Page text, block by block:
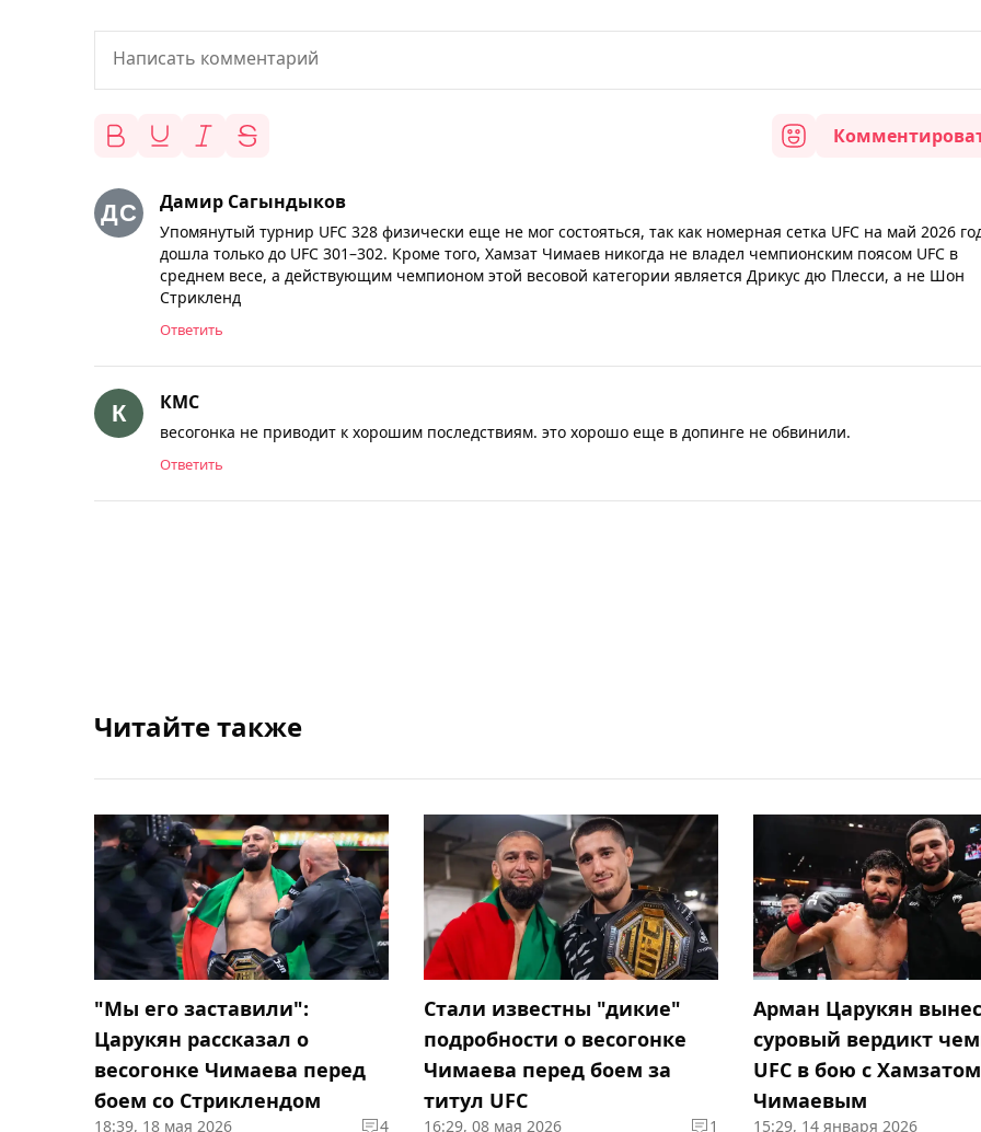
Дамир Сагындыков
Упомянутый турнир UFC 328 физически еще не мог состояться, так как номерная сетка UFC на май 2026
дошла только до UFC 301–302. Кроме того, Хамзат Чимаев никогда не владел чемпионским поясом UFC в
среднем весе, а действующим чемпионом этой весовой категории является Дрикус дю Плесси, а не Шон
Стрикленд
Ответить
КМС
весогонка не приводит к хорошим последствиям. это хорошо еще в допинге не обвинили.
Ответить
Читайте также
"Мы его заставили":
Царукян рассказал о
весогонке Чимаева перед
боем со Стриклендом
18:39, 18 мая 2026 4
Стали известны "дикие"
подробности о весогонке
Чимаева перед боем за
титул UFC
16:29, 08 мая 2026 1
Арман Царукян вынес
суровый вердикт
UFC в бою с Хамзатом
Чимаевым
15:29, 14 января 2026